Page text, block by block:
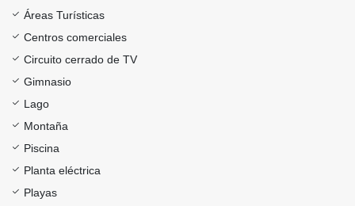
Áreas Turísticas
Centros comerciales
Circuito cerrado de TV
Gimnasio
Lago
Montaña
Piscina
Planta eléctrica
Playas